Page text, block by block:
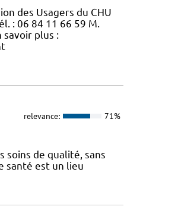
des Usagers du CHU
: 06 84 11 66 59 M.
plus :
relevance: 71%
de qualité, sans
santé est un lieu